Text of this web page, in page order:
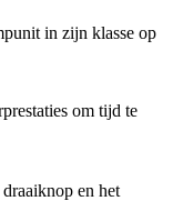
in zijn klasse op
om tijd te
en het